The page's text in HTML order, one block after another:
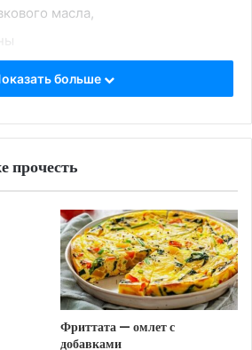
масла,
грецких орехов,
чеснока
песто. Промыть
её бумажным
больше
прочесть
Фриттата — омлет с
добавками